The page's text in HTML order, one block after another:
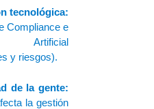
tecnológica:
Compliance e
Artificial
y riesgos).
de la gente:
la gestión